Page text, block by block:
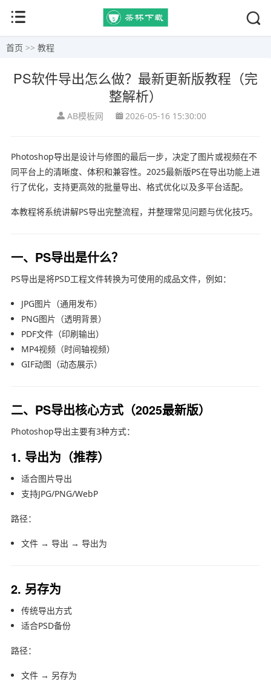
首页 >> 教程
PS软件导出怎么做？最新更新版教程（完
整解析）
AB模板网 2026-05-16 15:30:00
Photoshop导出是设计与修图的最后一步，决定了图片或视频在不
同平台上的清晰度、体积和兼容性。2025最新版PS在导出功能上进
行了优化，支持更高效的批量导出、格式优化以及多平台适配。
本教程将系统讲解PS导出完整流程，并整理常见问题与优化技巧。
一、PS导出是什么？
PS导出是将PSD工程文件转换为可使用的成品文件，例如：
JPG图片（通用发布）
PNG图片（透明背景）
PDF文件（印刷输出）
MP4视频（时间轴视频）
GIF动图（动态展示）
二、PS导出核心方式（2025最新版）
Photoshop导出主要有3种方式：
1. 导出为（推荐）
适合图片导出
支持JPG/PNG/WebP
路径：
文件 → 导出 → 导出为
2. 另存为
传统导出方式
适合PSD备份
路径：
文件 → 另存为